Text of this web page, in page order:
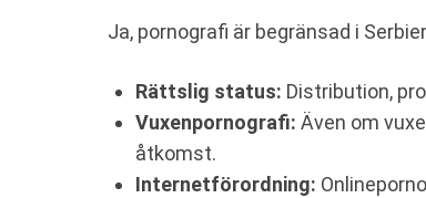
Ja, pornografi är begränsad i
Rättslig status: Distribution,
Vuxenpornografi: Även om
åtkomst.
Internetförordning: